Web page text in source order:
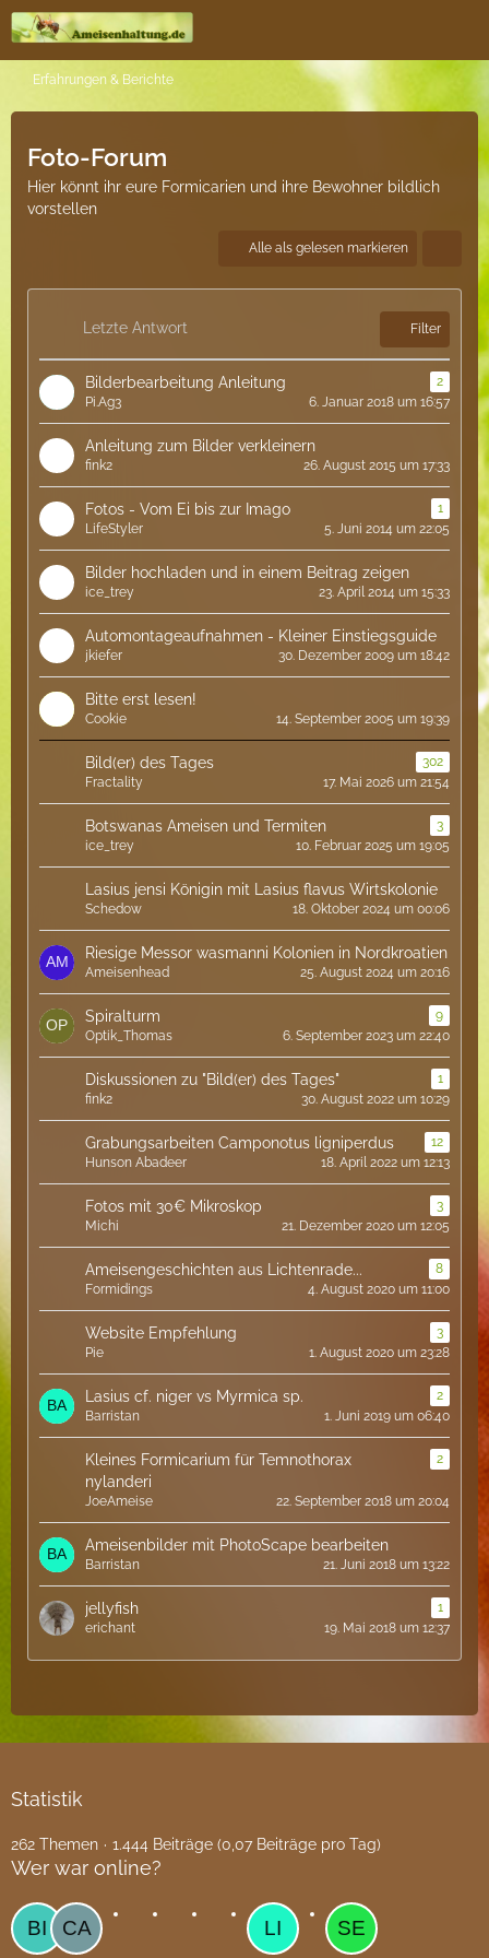
Erfahrungen & Berichte
Foto-Forum
Hier könnt ihr eure Formicarien und ihre Bewohner bildlich
vorstellen
Alle als gelesen markieren
Letzte Antwort Filter
Bilderbearbeitung Anleitung
2
Pi.Ag3
6. Januar 2018 um 16:57
Anleitung zum Bilder verkleinern
fink2 26. August 2015 um 17:33
Fotos - Vom Ei bis zur Imago
1
LifeStyler
5. Juni 2014 um 22:05
Bilder hochladen und in einem Beitrag zeigen
ice_trey 23. April 2014 um 15:33
Automontageaufnahmen - Kleiner Einstiegsguide
jkiefer 30. Dezember 2009 um 18:42
Bitte erst lesen!
Cookie 14. September 2005 um 19:39
Bild(er) des Tages
302
Fractality
17. Mai 2026 um 21:54
Botswanas Ameisen und Termiten
3
ice_trey
10. Februar 2025 um 19:05
Lasius jensi Königin mit Lasius flavus Wirtskolonie
Schedow 18. Oktober 2024 um 00:06
Riesige Messor wasmanni Kolonien in Nordkroatien
Ameisenhead 25. August 2024 um 20:16
Spiralturm
9
Optik_Thomas
6. September 2023 um 22:40
Diskussionen zu "Bild(er) des Tages"
1
fink2
30. August 2022 um 10:29
Grabungsarbeiten Camponotus ligniperdus
12
Hunson Abadeer
18. April 2022 um 12:13
Fotos mit 30€ Mikroskop
3
Michi
21. Dezember 2020 um 12:05
Ameisengeschichten aus Lichtenrade...
8
Formidings
4. August 2020 um 11:00
Website Empfehlung
3
Pie
1. August 2020 um 23:28
Lasius cf. niger vs Myrmica sp.
2
Barristan
1. Juni 2019 um 06:40
Kleines Formicarium für Temnothorax
nylanderi
2
JoeAmeise 22. September 2018 um 20:04
Ameisenbilder mit PhotoScape bearbeiten
Barristan 21. Juni 2018 um 13:22
jellyfish
1
erichant
19. Mai 2018 um 12:37
Statistik
262 Themen 1.444 Beiträge (0,07 Beiträge pro Tag)
Wer war online?